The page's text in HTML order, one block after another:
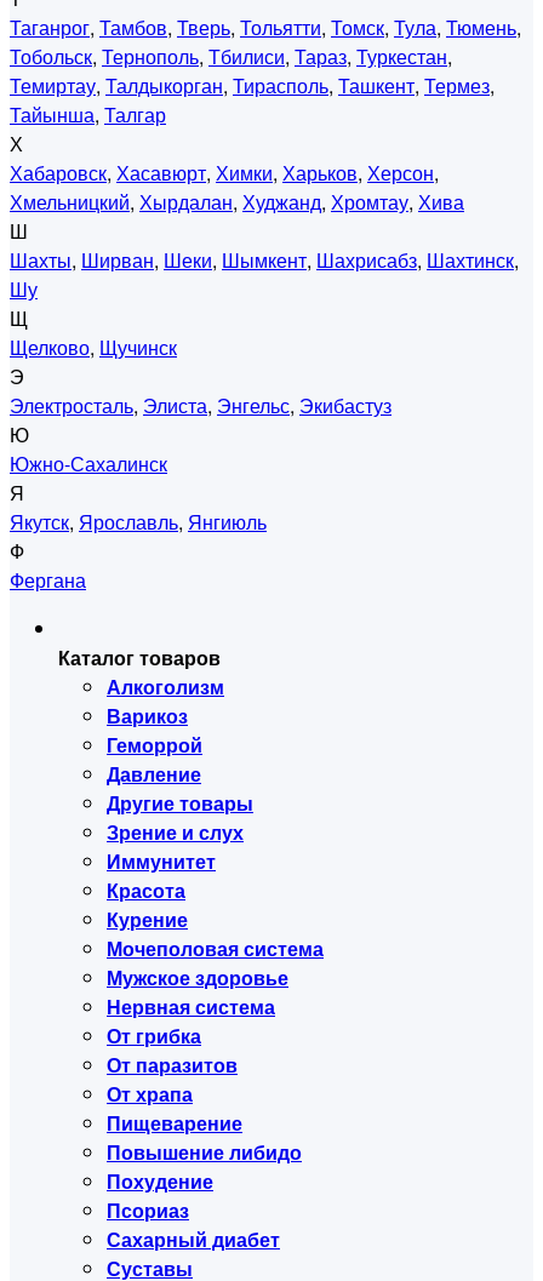
Таганрог, Тамбов, Тверь, Тольятти, Томск, Тула, Тюмень,
Тобольск, Тернополь, Тбилиси, Тараз, Туркестан,
Темиртау, Талдыкорган, Тирасполь, Ташкент, Термез,
Тайынша, Талгар
Х
Хабаровск, Хасавюрт, Химки, Харьков, Херсон,
Хмельницкий, Хырдалан, Худжанд, Хромтау, Хива
Ш
Шахты, Ширван, Шеки, Шымкент, Шахрисабз, Шахтинск,
Шу
Щ
Щелково, Щучинск
Э
Электросталь, Элиста, Энгельс, Экибастуз
Ю
Южно-Сахалинск
Я
Якутск, Ярославль, Янгиюль
Ф
Фергана
Каталог товаров
Алкоголизм
Варикоз
Геморрой
Давление
Другие товары
Зрение и слух
Иммунитет
Красота
Курение
Мочеполовая система
Мужское здоровье
Нервная система
От грибка
От паразитов
От храпа
Пищеварение
Повышение либидо
Похудение
Псориаз
Сахарный диабет
Суставы